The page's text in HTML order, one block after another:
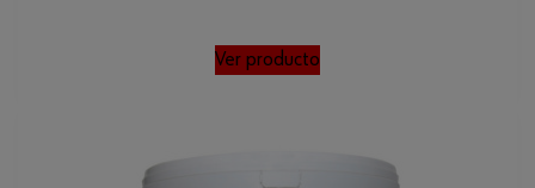
Ver producto